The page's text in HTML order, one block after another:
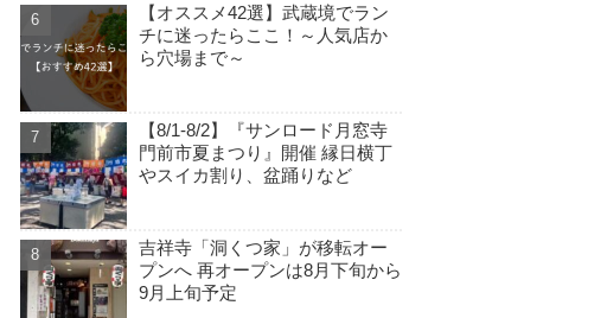
【オススメ42選】武蔵境でラン
チに迷ったらここ！～人気店か
ら穴場まで～
【8/1-8/2】『サンロード月窓寺
門前市夏まつり』開催 縁日横丁
やスイカ割り、盆踊りなど
吉祥寺「洞くつ家」が移転オー
プンへ 再オープンは8月下旬から
9月上旬予定